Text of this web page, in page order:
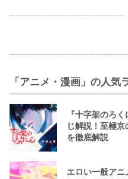
「アニメ・漫画」の人気
『十字架のろ
じ解説！至極
を徹底解説
エロい一般ア